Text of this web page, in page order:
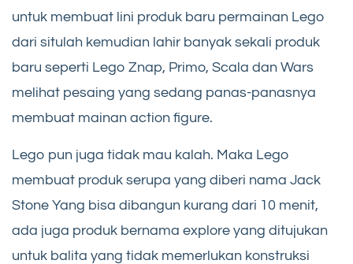
untuk membuat lini produk baru permainan Lego
dari situlah kemudian lahir banyak sekali produk
baru seperti Lego Znap, Primo, Scala dan Wars
melihat pesaing yang sedang panas-panasnya
membuat mainan action figure.
Lego pun juga tidak mau kalah. Maka Lego
membuat produk serupa yang diberi nama Jack
Stone Yang bisa dibangun kurang dari 10 menit,
ada juga produk bernama explore yang ditujukan
untuk balita yang tidak memerlukan konstruksi